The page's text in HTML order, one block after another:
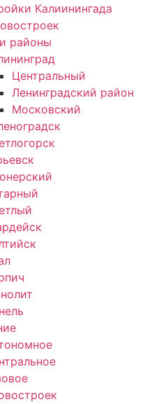
Калиинингада
районы
Центральный
Ленинградский район
Московский